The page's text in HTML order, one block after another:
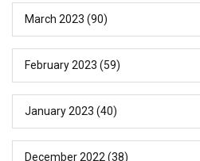
March 2023 (90)
February 2023 (59)
January 2023 (40)
December 2022 (38)